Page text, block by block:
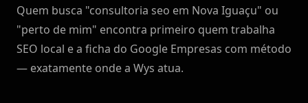
Quem busca "consultoria seo em Nova Iguaçu" ou
"perto de mim" encontra primeiro quem trabalha
SEO local e a ficha do Google Empresas com método
— exatamente onde a Wys atua.